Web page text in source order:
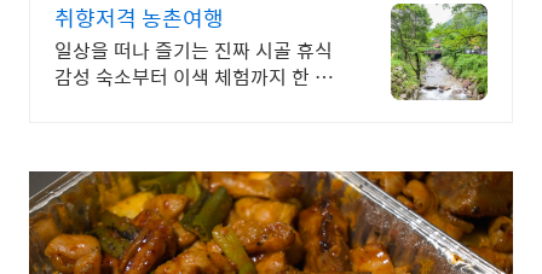
취향저격 농촌여행
일상을 떠나 즐기는 진짜 시골 휴식
감성 숙소부터 이색 체험까지 한 번